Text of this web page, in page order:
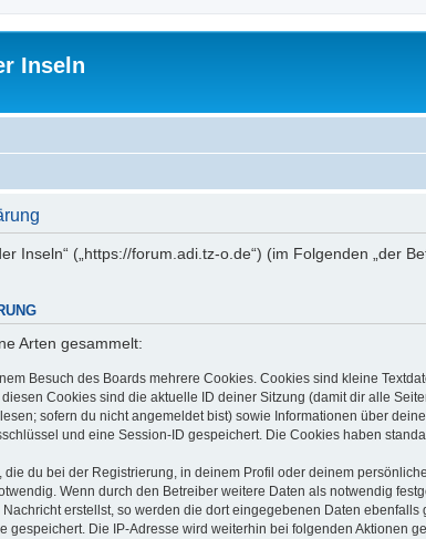
Inseln
Inseln“ („https://forum.adi.tz-o.de“) (im Folgenden „der
Arten gesammelt:
Besuch des Boards mehrere Cookies. Cookies sind kleine
Cookies sind die aktuelle ID deiner Sitzung (damit dir alle
sofern du nicht angemeldet bist) sowie Informationen über
und eine Session-ID gespeichert. Die Cookies haben
du bei der Registrierung, in deinem Profil oder deinem
Wenn durch den Betreiber weitere Daten als notwendig
erstellst, so werden die dort eingegebenen Daten
gespeichert. Die IP-Adresse wird weiterhin bei folgenden Aktionen